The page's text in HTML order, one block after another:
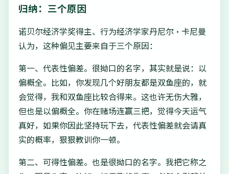
归纳：三个原因
诺贝尔经济学奖得主、行为经济学家丹尼尔·卡尼曼
认为，这种偏见主要来自于三个原因：
第一、代表性偏差。很拗口的名字，其实就是说：以
偏概全。比如，你发现几个好朋友都是双鱼座的，就
会觉得，我和双鱼座比较合得来。这也许无伤大雅，
但也是以偏概全。你在赌场连赢三把，觉得今天运气
真好，如果你因此坚持玩下去，代表性偏差就会请真
实的概率，狠狠教训你一顿。
第二、可得性偏差。也是很拗口的名字。我把它称之